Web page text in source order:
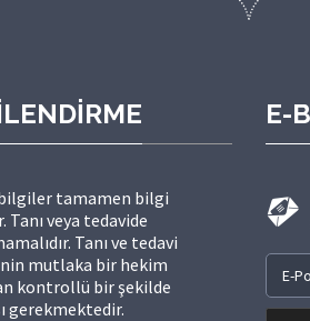
tamamen bilgi
Tanı veya tedavide
Tanı ve tedavi
mutlaka bir hekim
kontrollü bir şekilde
gerekmektedir.
E-